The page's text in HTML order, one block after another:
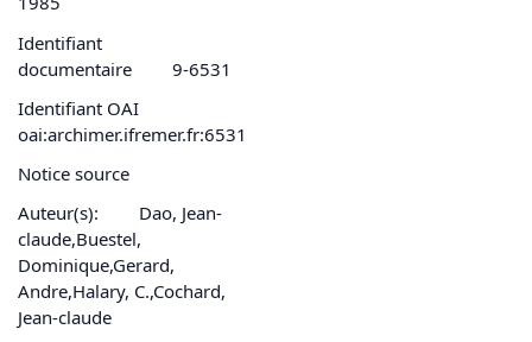
Identifiant
documentaire
9-6531
Identifiant OAI
oai:archimer.ifremer.fr:6531
Notice source
Auteur(s):
Dao, Jean-
claude,Buestel,
Dominique,Gerard,
Andre,Halary, C.,Cochard,
Jean-claude